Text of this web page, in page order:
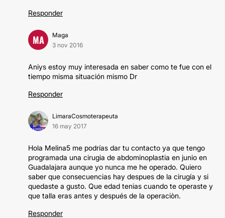
Responder
MA
Maga
3 nov 2016
Aniys estoy muy interesada en saber como te fue con el
tiempo misma situación mismo Dr
Responder
LimaraCosmoterapeuta
16 may 2017
Hola Melina5 me podrías dar tu contacto ya que tengo
programada una cirugia de abdominoplastia en junio en
Guadalajara aunque yo nunca me he operado. Quiero
saber que consecuencias hay despues de la cirugía y si
quedaste a gusto. Que edad tenias cuando te operaste y
que talla eras antes y después de la operaciòn.
Responder